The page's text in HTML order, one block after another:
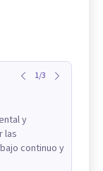
1/3
y
las
continuo y